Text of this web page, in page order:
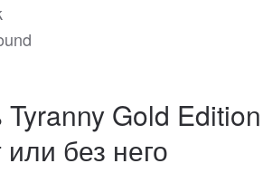
Tyranny Gold
без него